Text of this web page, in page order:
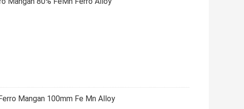
Mangan 100mm Fe Mn Alloy